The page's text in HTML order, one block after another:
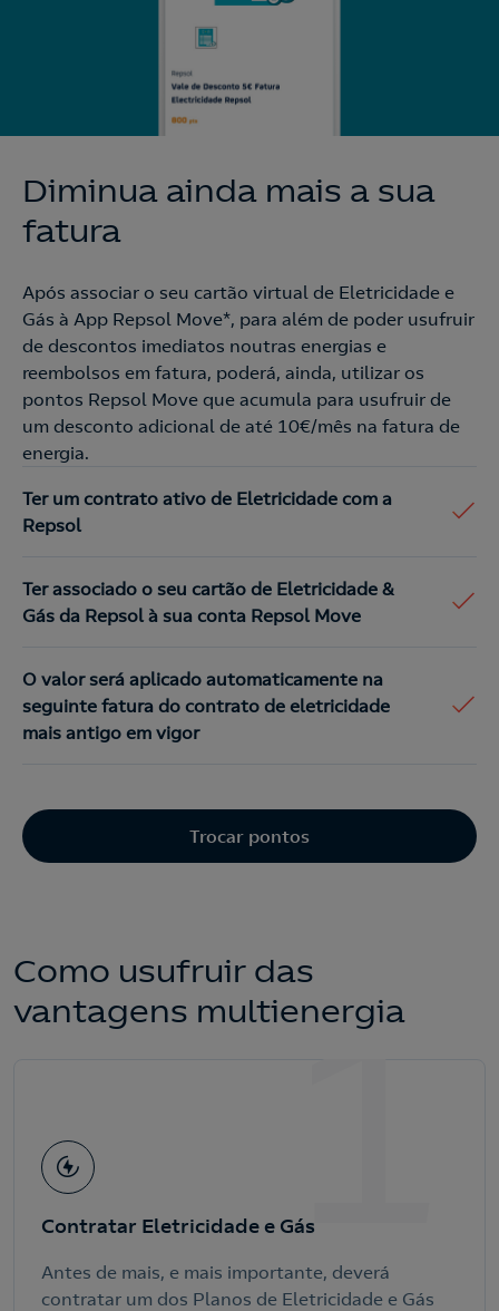
Diminua ainda mais a sua
fatura
Após associar o seu cartão virtual de Eletricidade e
Gás à App Repsol Move*, para além de poder usufruir
de descontos imediatos noutras energias e
reembolsos em fatura, poderá, ainda, utilizar os
pontos Repsol Move que acumula para usufruir de
um desconto adicional de até 10€/mês na fatura de
energia.
Ter um contrato ativo de Eletricidade com a
Repsol
Ter associado o seu cartão de Eletricidade &
Gás da Repsol à sua conta Repsol Move
O valor será aplicado automaticamente na
seguinte fatura do contrato de eletricidade
mais antigo em vigor
Trocar pontos
Como usufruir das
vantagens multienergia
1
Contratar Eletricidade e Gás
Antes de mais, e mais importante, deverá
contratar um dos Planos de Eletricidade e Gás